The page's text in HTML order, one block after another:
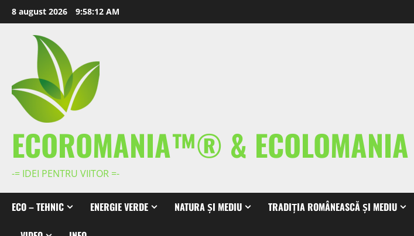
Skip
to
content
8 august 2026 9:58:13 AM
ECOROMANIA™® &
-= IDEI PENTRU VIITOR =-
ECO – TEHNIC ENERGIE VERDE NATURA ȘI MEDIU TRADIȚIA ROMÂNEASCĂ ȘI MEDIU